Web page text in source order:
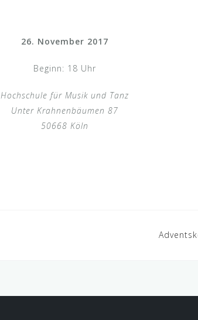
26. November 2017
Beginn: 18 Uhr
Hochschule für Musik und Tanz
Unter Krahnenbäumen 87
50668 Köln